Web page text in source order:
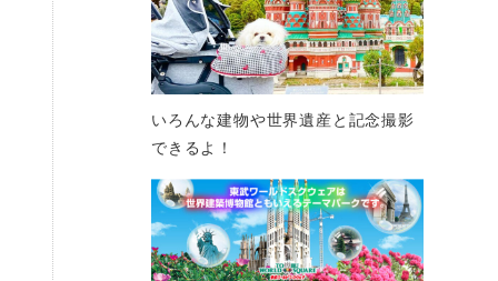
いろんな建物や世界遺産と記念撮影
できるよ！